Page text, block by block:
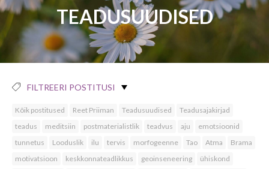
TEADUSUUDISED
FILTREERI POSTITUSI
Kõik postitused Reet Priiman Teadusuudised
Teadusajakirjad
teadus
meditsiin postmaterialistlik teadvus aju
emotsioonid
tunnetus
Looduslik ilu tervis morfogeenne Tao Atma
Brama
motivatsioon
keskkonnateadlikkus geoinseneering
ühiskond